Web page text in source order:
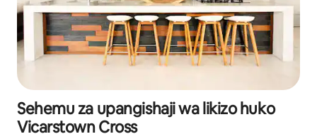
Sehemu za upangishaji wa likizo huko
Vicarstown Cross